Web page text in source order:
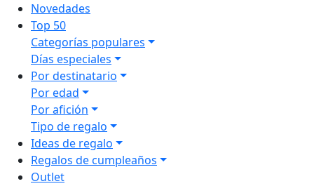
Novedades
Top 50
Categorías populares
Días especiales
Por destinatario
Por edad
Por afición
Tipo de regalo
Ideas de regalo
Regalos de cumpleaños
Outlet